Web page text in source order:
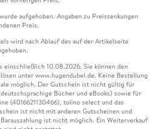
aufgehoben. Angaben zu Preissenkungen
Preis.
wird nach Ablauf des auf der Artikelseite
einschließlich 10.08.2026. Sie können den
unter www.hugendubel.de. Keine Bestellung
möglich. Der Gutschein ist nicht gültig für
Bücher und eBooks) sowie für
(4016621130466), tolino select und das
ist nicht mit anderen Gutscheinen und
ist nicht möglich. Ein Weiterverkauf